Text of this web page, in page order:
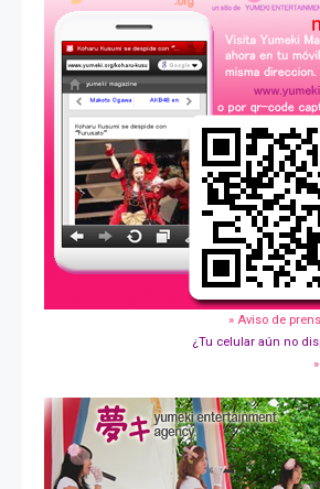
» Aviso de
¿Tu celular aún no